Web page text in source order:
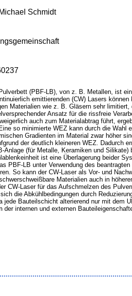
Schmidt
(PBF-LB), von z. B. Metallen, ist
emittierenden (CW) Lasers
Materialien wie z. B. Gläsern sehr
Ansatz für die rissfreie
auch zum Materialabtrag führt,
so minimierte WEZ kann durch die
Gradienten im Material zwar höher
der deutlich kleineren WEZ. Dadurch
Anlage (für Metalle, Keramiken und
ist eine Überlagerung beider
PBF-LB unter Verwendung des
So kann der CW-Laser als Vor- und
Materialien auch in
CW-Laser für das Aufschmelzen des
die Abkühlbedingungen durch
jede Bauteilschicht alterierend nur mit dem
internen und externen